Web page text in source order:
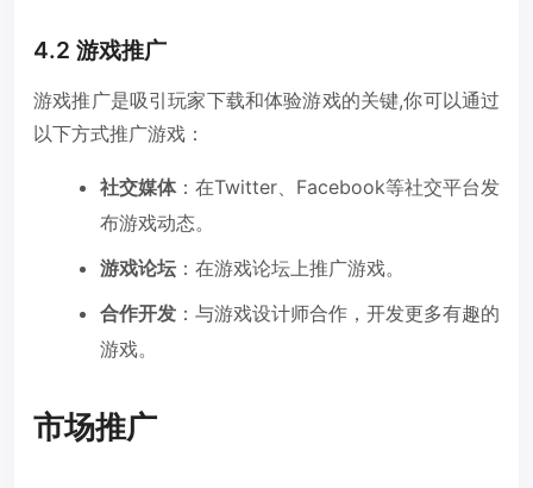
4.2 游戏推广
游戏推广是吸引玩家下载和体验游戏的关键,你可以通过
以下方式推广游戏：
社交媒体：在Twitter、Facebook等社交平台发
布游戏动态。
游戏论坛 ：在游戏论坛上推广游戏。
合作开发 ：与游戏设计师合作，开发更多有趣的
游戏。
市场推广